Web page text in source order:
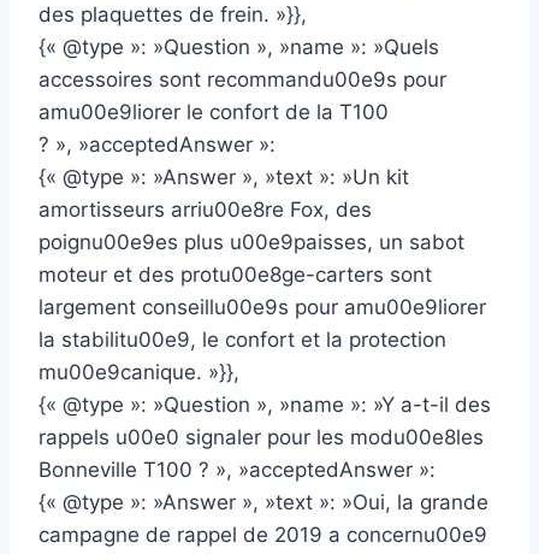
des plaquettes de frein. »}},
{« @type »: »Question », »name »: »Quels
accessoires sont recommandu00e9s pour
amu00e9liorer le confort de la T100
? », »acceptedAnswer »:
{« @type »: »Answer », »text »: »Un kit
amortisseurs arriu00e8re Fox, des
poignu00e9es plus u00e9paisses, un sabot
moteur et des protu00e8ge-carters sont
largement conseillu00e9s pour amu00e9liorer
la stabilitu00e9, le confort et la protection
mu00e9canique. »}},
{« @type »: »Question », »name »: »Y a-t-il des
rappels u00e0 signaler pour les modu00e8les
Bonneville T100 ? », »acceptedAnswer »:
{« @type »: »Answer », »text »: »Oui, la grande
campagne de rappel de 2019 a concernu00e9